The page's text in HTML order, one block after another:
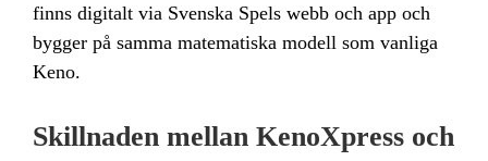
finns digitalt via Svenska Spels webb och app och
bygger på samma matematiska modell som vanliga
Keno.
Skillnaden mellan KenoXpress och